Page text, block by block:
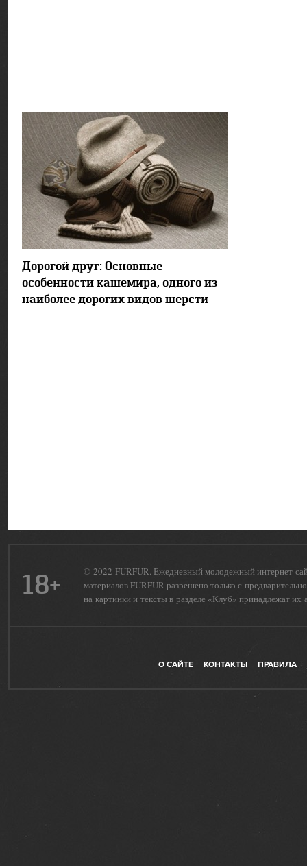
Дорогой друг: Основные
особенности кашемира, одного из
наиболее дорогих видов шерсти
18+
© 2022 FURFUR. Ежедневный молодежный интернет-
материалов FURFUR разрешено только с
на картинки и тексты в разделе «Клуб» принадлежат их
О САЙТЕ КОНТАКТЫ ПРАВИЛА